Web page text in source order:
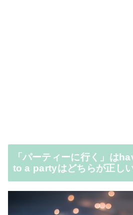
「パーティーに行く」は
to a partyはどちらが正し